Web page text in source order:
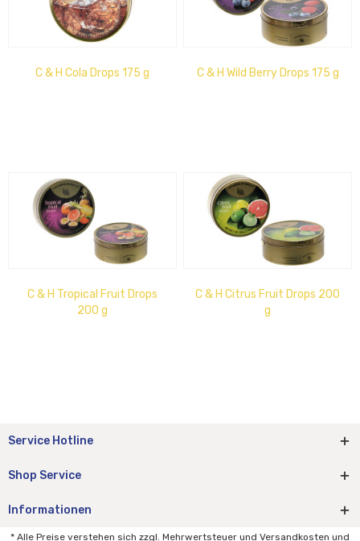
C & H Cola Drops 175 g C & H Wild Berry Drops 175 g
C & H Tropical Fruit Drops
200 g
C & H Citrus Fruit Drops 200
g
Service Hotline
Shop Service
Informationen
* Alle Preise verstehen sich zzgl. Mehrwertsteuer und Versandkosten und